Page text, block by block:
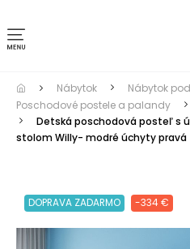
Toggle navigation
Nábytok Nábytok
Poschodové postele a palandy
Detská poschodová posteľ s
stolom Willy- modré úchyty pravá
DOPRAVA ZADARMO -334 €